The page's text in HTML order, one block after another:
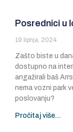
Posrednici u
19 lipnja, 2024
Zašto biste u
dostupno na
angažirali baš
nema vozni park
poslovanju?
Pročitaj više...